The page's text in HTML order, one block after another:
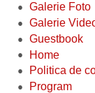
Galerie Foto
Galerie
Guestbook
Home
Politica de
Program